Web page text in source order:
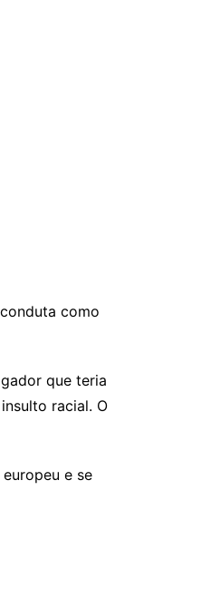
como
que teria
racial. O
e se